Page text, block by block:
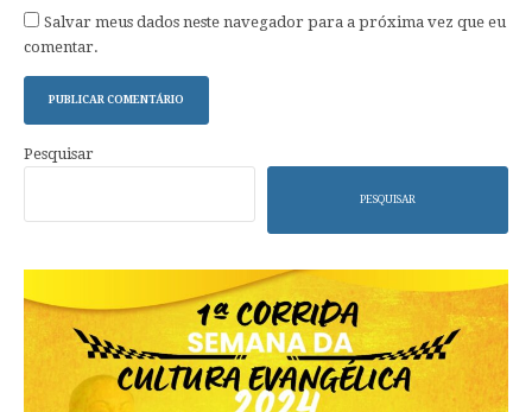
Salvar meus dados neste navegador para a próxima vez que eu
comentar.
Pesquisar
PESQUISAR